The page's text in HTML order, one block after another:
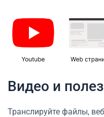
Видео и
Транслируйте файлы,